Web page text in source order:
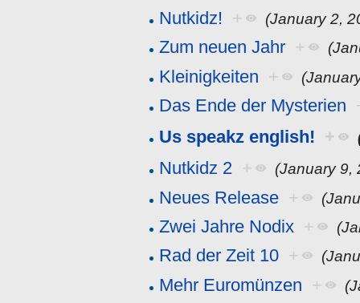
Nutkidz! + (January 2,
Zum neuen Jahr +
Kleinigkeiten +
Das Ende der Mysterien
Us speakz english! +
Nutkidz 2 + (January 9,
Neues Release +
Zwei Jahre Nodix +
Rad der Zeit 10 +
Mehr Euromünzen +